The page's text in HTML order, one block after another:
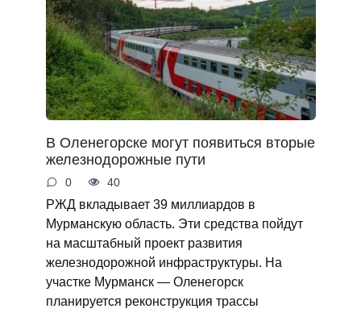
В Оленегорске могут появиться вторые
железнодорожные пути
0 40
РЖД вкладывает 39 миллиардов в
Мурманскую область. Эти средства пойдут
на масштабный проект развития
железнодорожной инфраструктуры. На
участке Мурманск — Оленегорск
планируется реконструкция трассы